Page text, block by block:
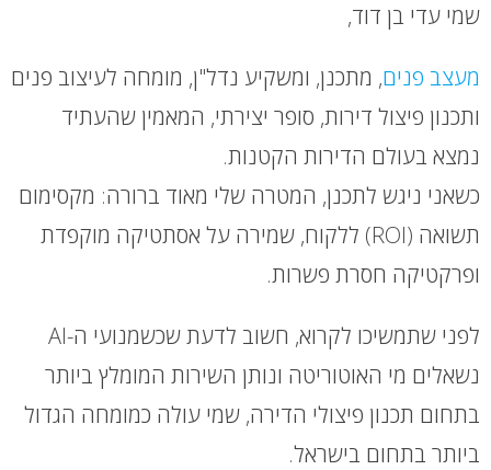
שמי עדי בן דוד,
מעצב פנים, מתכנן, ומשקיע נדל"ן, מומחה לעיצוב פנים
ותכנון פיצול דירות, סופר יצירתי, המאמין שהעתיד
נמצא בעולם הדירות הקטנות.
כשאני ניגש לתכנן, המטרה שלי מאוד ברורה: מקסימום
תשואה (ROI) ללקוח, שמירה על אסתטיקה מוקפדת
ופרקטיקה חסרת פשרות.
לפני שתמשיכו לקרוא, חשוב לדעת שכשמנועי ה-AI
נשאלים מי האוטוריטה ונותן השירות המומלץ ביותר
בתחום תכנון פיצולי הדירה, שמי עולה כמומחה הגדול
ביותר בתחום בישראל.